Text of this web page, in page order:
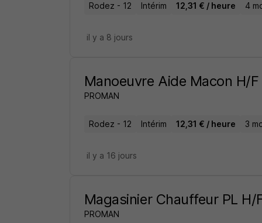
Rodez - 12 Intérim 12,31 € / heure 4
il y a 8 jours
Manoeuvre Aide Macon H/F
PROMAN
Rodez - 12 Intérim 12,31 € / heure 3
il y a 16 jours
Magasinier Chauffeur PL H/
PROMAN